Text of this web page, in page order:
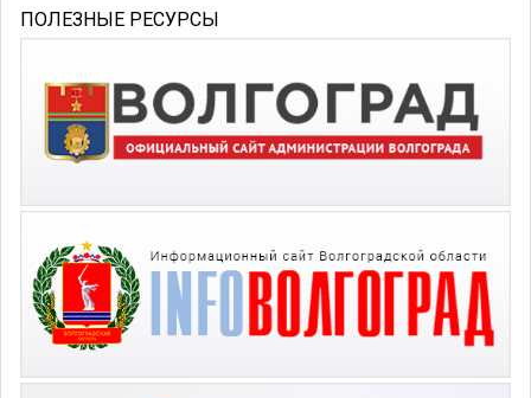
ПОЛЕЗНЫЕ РЕСУРСЫ